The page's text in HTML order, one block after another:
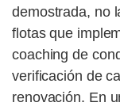
demostrada, no
flotas que
coaching de
verificación de
renovación. En